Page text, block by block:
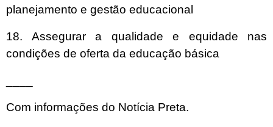
planejamento e gestão educacional
18. Assegurar a qualidade e equidade nas
condições de oferta da educação básica
Com informações do Notícia Preta.